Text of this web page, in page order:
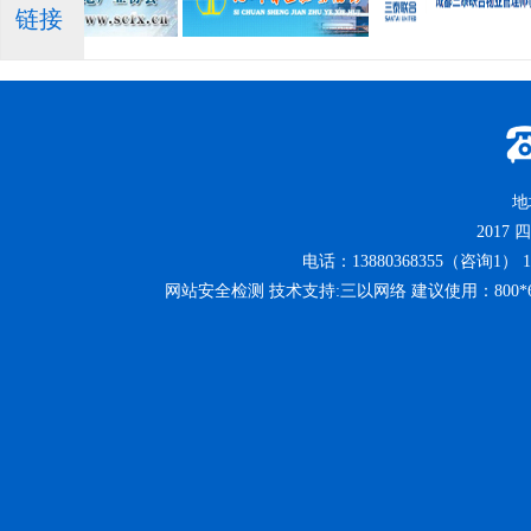
链接
2017
电话：13880368355（咨询1）
网站安全检测 技术支持:三以网络 建议使用：